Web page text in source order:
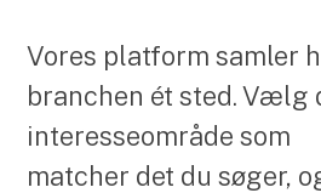
Vores platform samler
branchen ét sted. Vælg
interesseområde som
matcher det du søger,